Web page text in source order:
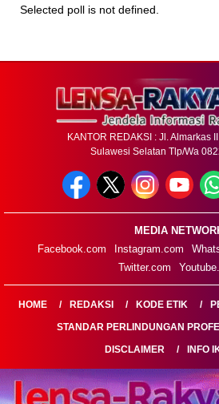
Selected poll is not defined.
KANTOR REDAKSI : Jl. Almarkas
Sulawesi Selatan Tlp/Wa
MEDIA
Facebook.com
Instagram.com
Twitter.com
HOME REDAKSI KODE ETIK
STANDAR PERLINDUNGAN
DISCLAIMER
INFO